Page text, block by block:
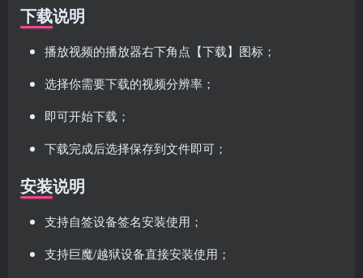
下载说明
播放视频的播放器右下角点【下载】图标；
选择你需要下载的视频分辨率；
即可开始下载；
下载完成后选择保存到文件即可；
安装说明
支持自签设备签名安装使用；
支持巨魔/越狱设备直接安装使用；